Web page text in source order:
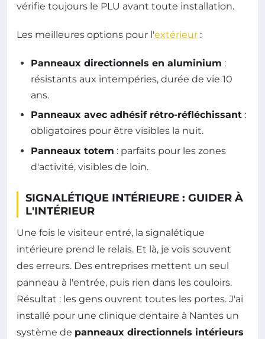
vérifie toujours le PLU avant toute installation.
Les meilleures options pour l'extérieur :
Panneaux directionnels en aluminium :
résistants aux intempéries, durée de vie 10
ans.
Panneaux avec adhésif rétro-réfléchissant :
obligatoires pour être visibles la nuit.
Panneaux totem : parfaits pour les zones
d'activité, visibles de loin.
SIGNALÉTIQUE INTÉRIEURE : GUIDER À
L'INTÉRIEUR
Une fois le visiteur entré, la signalétique
intérieure prend le relais. Et là, je vois souvent
des erreurs. Des entreprises mettent un seul
panneau à l'entrée, puis rien dans les couloirs.
Résultat : les gens ouvrent toutes les portes. J'ai
installé pour une clinique dentaire à Nantes un
système de panneaux directionnels intérieurs